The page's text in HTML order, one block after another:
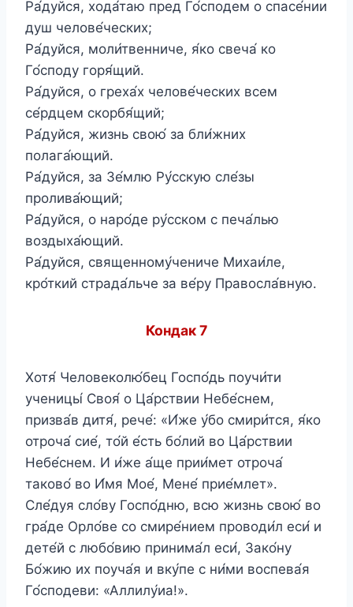
Ра́дуйся, хода́таю пред Го́сподем о спасе́нии
душ челове́ческих;
Ра́дуйся, моли́твенниче, я́ко свеча́ ко
Го́споду горя́щий.
Ра́дуйся, о греха́х челове́ческих всем
се́рдцем скорбя́щий;
Ра́дуйся, жизнь свою́ за бли́жних
полага́ющий.
Ра́дуйся, за Зе́млю Ру́сскую сле́зы
пролива́ющий;
Ра́дуйся, о наро́де ру́сском с печа́лью
воздыха́ющий.
Ра́дуйся, священному́чениче Михаи́ле,
кро́ткий страда́льче за ве́ру Правосла́вную.
Кондак 7
Хотя́ Человеколю́бец Госпо́дь поучи́ти
ученицы́ Своя́ о Ца́рствии Небе́снем,
призва́в дитя́, рече́: «И́же у́бо смири́тся, я́ко
отроча́ сие́, то́й е́сть бо́лий во Ца́рствии
Небе́снем. И и́же а́ще прии́мет отроча́
таково́ во И́мя Мое́, Мене́ прие́млет».
Сле́дуя сло́ву Госпо́дню, всю жизнь свою́ во
гра́де Орло́ве со смире́нием проводи́л еси́ и
дете́й с любо́вию принима́л еси́, Зако́ну
Бо́жию их поуча́я и вку́пе с ни́ми воспева́я
Го́сподеви: «Аллилу́иа!».